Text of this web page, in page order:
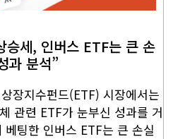
승세, 인버스 ETF는 큰 손
과 분석”
장지수펀드(ETF) 시장에서는
관련 ETF가 눈부신 성과를 거
팅한 인버스 ETF는 큰 손실